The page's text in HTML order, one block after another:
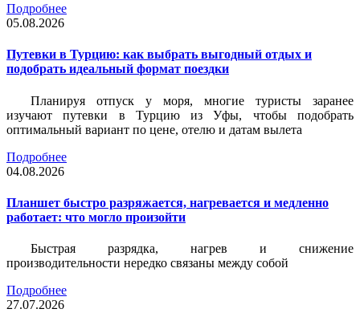
Подробнее
05.08.2026
Путевки в Турцию: как выбрать выгодный отдых и
подобрать идеальный формат поездки
Планируя отпуск у моря, многие туристы заранее
изучают путевки в Турцию из Уфы, чтобы подобрать
оптимальный вариант по цене, отелю и датам вылета
Подробнее
04.08.2026
Планшет быстро разряжается, нагревается и медленно
работает: что могло произойти
Быстрая разрядка, нагрев и снижение
производительности нередко связаны между собой
Подробнее
27.07.2026